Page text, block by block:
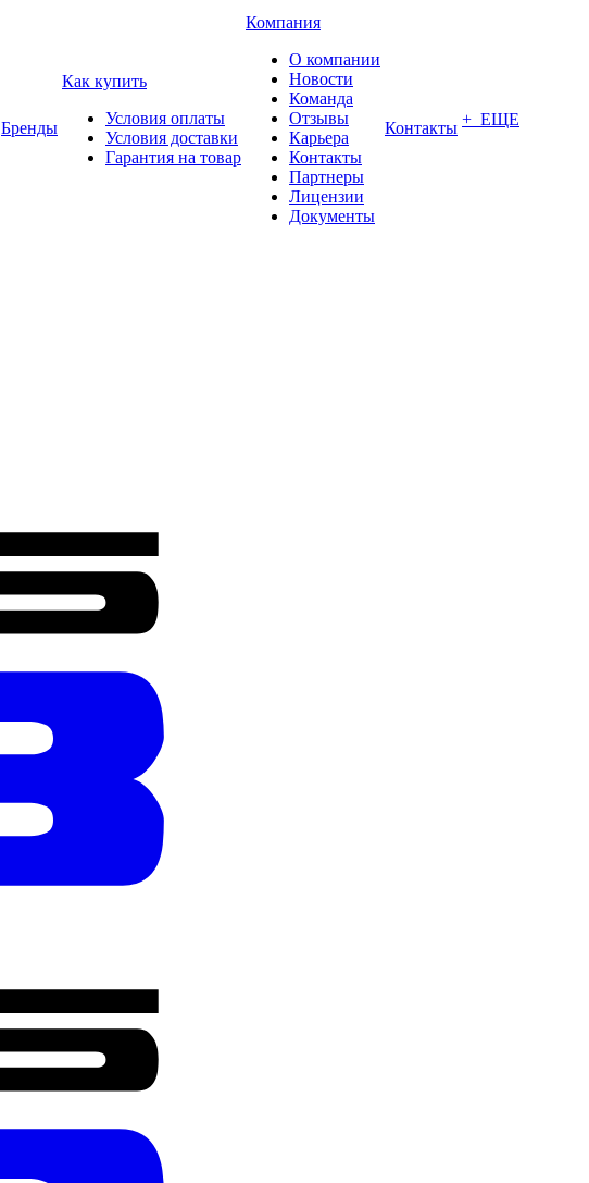
Бренды
Как купить
Условия оплаты
Условия доставки
Гарантия на товар
Компания
О компании
Новости
Команда
Отзывы
Карьера
Контакты
Партнеры
Лицензии
Документы
Контакты + ЕЩЕ